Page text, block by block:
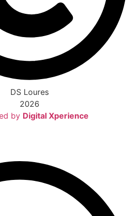
DS Loures
2026
by Digital Xperience